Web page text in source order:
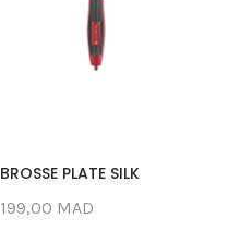
BROSSE PLATE SILK
199,00 MAD